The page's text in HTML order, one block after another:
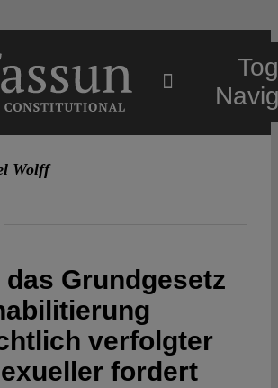
Projects
Open Access
Wolff
das Grundgesetz
verfolgter
fordert